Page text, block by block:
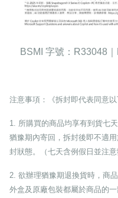
BSMI 字號：R33048｜
注意事項：《拆封即代表同意以
1. 所購買的商品均享有到貨七
猶豫期內寄回，拆封後即不適
封狀態。（七天含例假日並注意
2. 欲辦理猶豫期退換貨時，商
外盒及原廠包裝都屬於商品的